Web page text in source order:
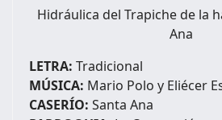
Hidráulica del Trapiche de la
Ana
LETRA: Tradicional
MÚSICA: Mario Polo y Eliécer
CASERÍO: Santa Ana